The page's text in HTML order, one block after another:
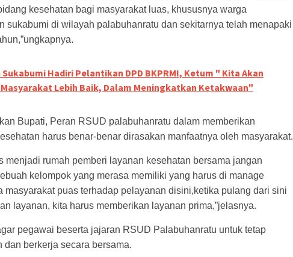
kesehatan bagi masyarakat luas, khususnya warga
sukabumi di wilayah palabuhanratu dan sekitarnya telah menapaki
Sukabumi Hadiri Pelantikan DPD BKPRMI, Ketum " Kita Akan
Lebih Baik, Dalam Meningkatkan Ketakwaan"
Bupati, Peran RSUD palabuhanratu dalam memberikan
harus benar-benar dirasakan manfaatnya oleh masyarakat.
menjadi rumah pemberi layanan kesehatan bersama jangan
kelompok yang merasa memiliki yang harus di manage
masyarakat puas terhadap pelayanan disini,ketika pulang dari sini
layanan, kita harus memberikan layanan prima,”jelasnya.
pegawai beserta jajaran RSUD Palabuhanratu untuk tetap
dan berkerja secara bersama.